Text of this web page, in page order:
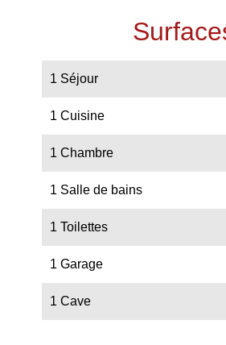
1 Séjour
1 Cuisine
1 Chambre
1 Salle de bains
1 Toilettes
1 Garage
1 Cave